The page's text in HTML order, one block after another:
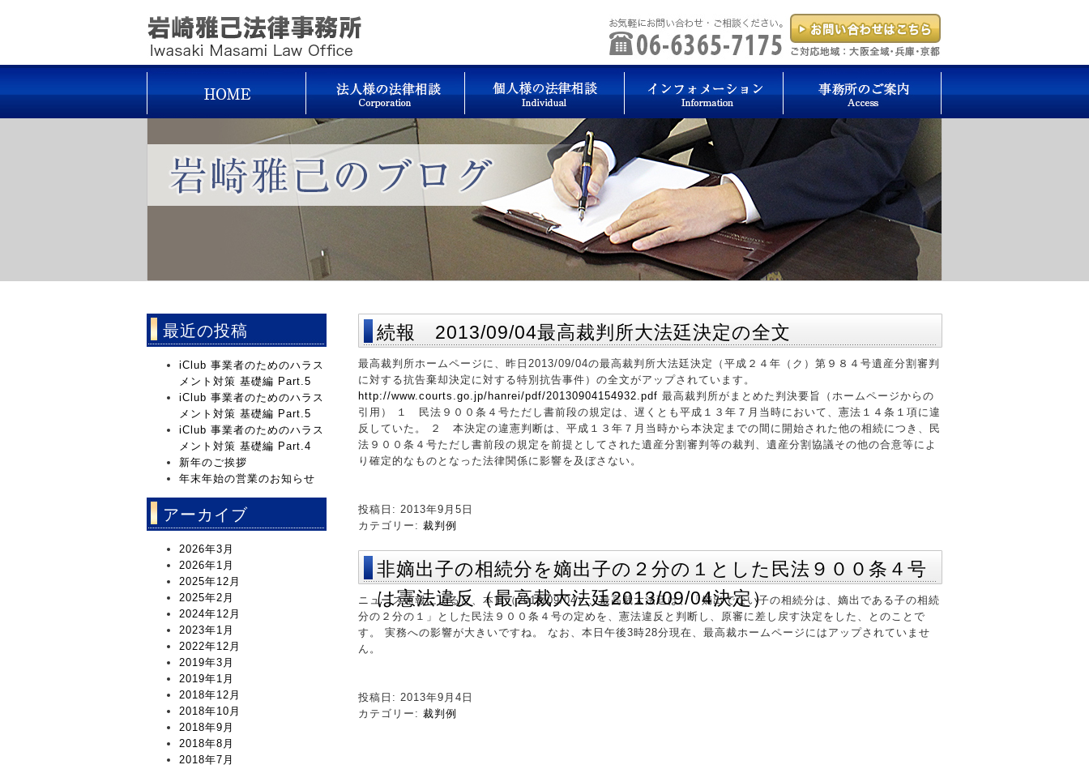
続報 2013/09/04最高裁判所大法廷決定の全文
最高裁判所ホームページに、昨日2013/09/04の最高裁判所大法廷決定（平成２４年（ク）第９８４号遺産分割審判
に対する抗告棄却決定に対する特別抗告事件）の全文がアップされています。
http://www.courts.go.jp/hanrei/pdf/20130904154932.pdf 最高裁判所がまとめた判決要旨（ホームページからの
引用） １ 民法９００条４号ただし書前段の規定は、遅くとも平成１３年７月当時において、憲法１４条１項に違
反していた。 ２ 本決定の違憲判断は、平成１３年７月当時から本決定までの間に開始された他の相続につき、民
法９００条４号ただし書前段の規定を前提としてされた遺産分割審判等の裁判、遺産分割協議その他の合意等によ
り確定的なものとなった法律関係に影響を及ぼさない。
投稿日: 2013年9月5日
カテゴリー: 裁判例
非嫡出子の相続分を嫡出子の２分の１とした民法９００条４号
は憲法違反（最高裁大法廷2013/09/04決定）
ニュース速報によると、本日（2013/09/04）、最高裁大法廷は、「嫡出でない子の相続分は、嫡出である子の相続
分の２分の１」とした民法９００条４号の定めを、憲法違反と判断し、原審に差し戻す決定をした、とのことで
す。 実務への影響が大きいですね。 なお、本日午後3時28分現在、最高裁ホームページにはアップされていませ
ん。
投稿日: 2013年9月4日
カテゴリー: 裁判例
最近の投稿
iClub 事業者のためのハラス
メント対策 基礎編 Part.5
iClub 事業者のためのハラス
メント対策 基礎編 Part.5
iClub 事業者のためのハラス
メント対策 基礎編 Part.4
新年のご挨拶
年末年始の営業のお知らせ
アーカイブ
2026年3月
2026年1月
2025年12月
2025年2月
2024年12月
2023年1月
2022年12月
2019年3月
2019年1月
2018年12月
2018年10月
2018年9月
2018年8月
2018年7月